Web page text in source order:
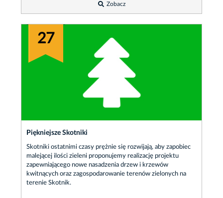
Zobacz
27
Piękniejsze Skotniki
Skotniki ostatnimi czasy prężnie się rozwijają, aby zapobiec
malejącej ilości zieleni proponujemy realizację projektu
zapewniającego nowe nasadzenia drzew i krzewów
kwitnących oraz zagospodarowanie terenów zielonych na
terenie Skotnik.